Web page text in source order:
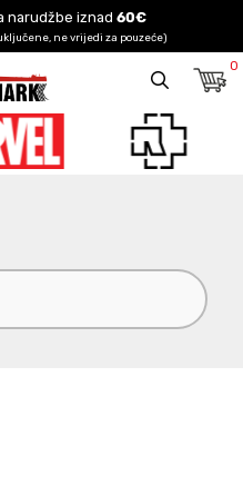
narudžbe iznad 60€
ne vrijedi za pouzeće)
0